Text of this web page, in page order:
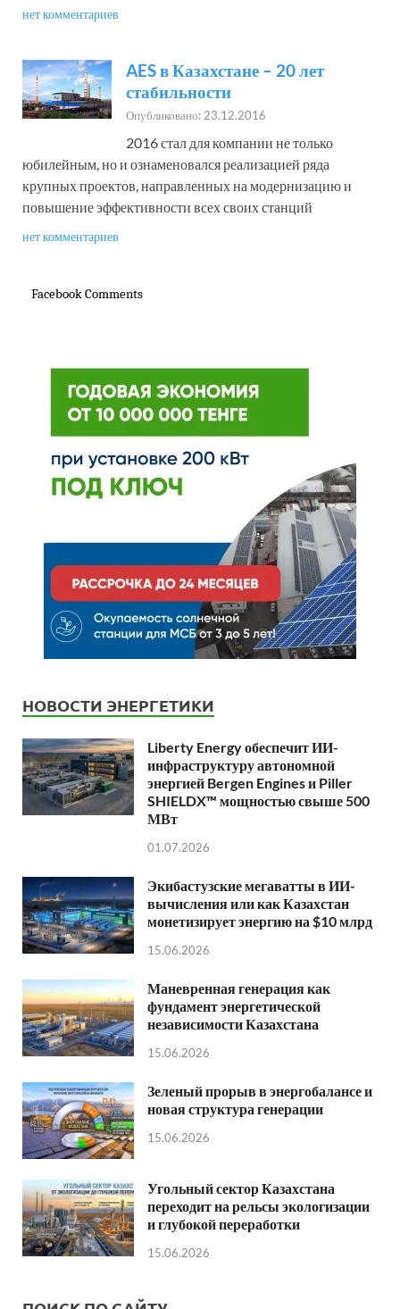
директора и главы филиала
AES-Great Britain в
Экибастузе (Казахстан).
нет комментариев
AES в Казахстане – 20 лет
стабильности
Опубликовано: 23.12.2016
2016 стал для компании не только
юбилейным, но и ознаменовался реализацией ряда
крупных проектов, направленных на модернизацию и
повышение эффективности всех своих станций
нет комментариев
Facebook Comments
НОВОСТИ ЭНЕРГЕТИКИ
Liberty Energy обеспечит ИИ-
инфраструктуру автономной
энергией Bergen Engines и Piller
SHIELDX™ мощностью свыше 500
МВт
01.07.2026
Экибастузские мегаватты в ИИ-
вычисления или как Казахстан
монетизирует энергию на $10 млрд
15.06.2026
Маневренная генерация как
фундамент энергетической
независимости Казахстана
15.06.2026
Зеленый прорыв в энергобалансе и
новая структура генерации
15.06.2026
Угольный сектор Казахстана
переходит на рельсы экологизации
и глубокой переработки
15.06.2026